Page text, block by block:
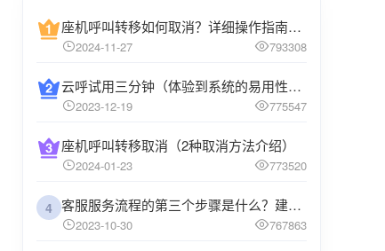
座机呼叫转移如何取消？详细操作指南介绍
2024-11-27 793308
云呼试用三分钟（体验到系统的易用性和高效性）
2023-12-19 775547
座机呼叫转移取消（2种取消方法介绍）
2024-01-23 773520
4 客服服务流程的第三个步骤是什么？建议企业阅读
2023-10-30 767863